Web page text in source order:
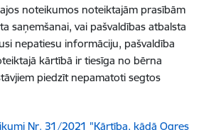
noteikumos noteiktajām prasībām
saņemšanai, vai pašvaldības atbalsta
nepatiesu informāciju, pašvaldība
kārtībā ir tiesīga no bērna
piedzīt nepamatoti segtos
Nr. 31/2021 "Kārtība, kādā Ogres